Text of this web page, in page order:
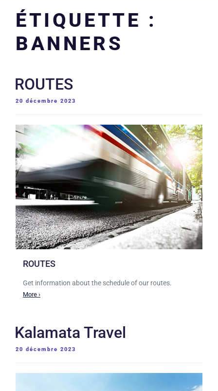
ÉTIQUETTE :
BANNERS
ROUTES
PUBLIÉ
20 décembre 2023
ROUTES
Get information about the schedule of our routes.
More ›
Kalamata Travel
PUBLIÉ
20 décembre 2023